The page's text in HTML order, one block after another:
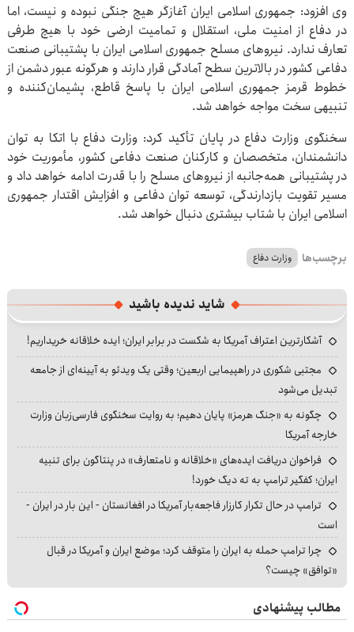
وی افزود: جمهوری اسلامی ایران آغازگر هیچ جنگی نبوده و نیست، اما
در دفاع از امنیت ملی، استقلال و تمامیت ارضی خود با هیچ طرفی
تعارف ندارد. نیروهای مسلح جمهوری اسلامی ایران با پشتیبانی صنعت
دفاعی کشور در بالاترین سطح آمادگی قرار دارند و هرگونه عبور دشمن از
خطوط قرمز جمهوری اسلامی ایران با پاسخ قاطع، پشیمان‌کننده و
تنبیهی سخت مواجه خواهد شد.
سخنگوی وزارت دفاع در پایان تأکید کرد: وزارت دفاع با اتکا به توان
دانشمندان، متخصصان و کارکنان صنعت دفاعی کشور، مأموریت خود
در پشتیبانی همه‌جانبه از نیروهای مسلح را با قدرت ادامه خواهد داد و
مسیر تقویت بازدارندگی، توسعه توان دفاعی و افزایش اقتدار جمهوری
اسلامی ایران با شتاب بیشتری دنبال خواهد شد.
برچسب‌ها وزارت دفاع
شاید ندیده باشید
آشکارترین اعتراف آمریکا به شکست در برابر ایران؛ ایده خلاقانه خریداریم!
مجتبی شکوری در راهپیمایی اربعین؛ وقتی یک ویدئو به آیینه‌ای از جامعه
تبدیل می‌شود
چگونه به «جنگ هرمز» پایان دهیم؛ به روایت سخنگوی فارسی‌زبان وزارت
خارجه آمریکا
فراخوان دریافت ایده‌های «خلاقانه و نامتعارف» در پنتاگون برای تنبیه
ایران؛ کفگیر ترامپ به ته دیگ خورد!
ترامپ در حال تکرار کارزار فاجعه‌بار آمریکا در افغانستان - این بار در ایران -
است
چرا ترامپ حمله به ایران را متوقف کرد؛ موضع ایران و آمریکا در قبال
«توافق» چیست؟
مطالب پیشنهادی